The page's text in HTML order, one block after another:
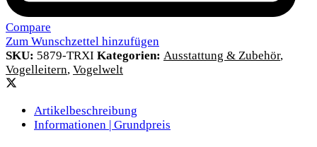
Compare
Zum Wunschzettel hinzufügen
SKU: 5879-TRXI Kategorien: Ausstattung & Zubehör,
Vogelleitern, Vogelwelt
Artikelbeschreibung
Informationen | Grundpreis